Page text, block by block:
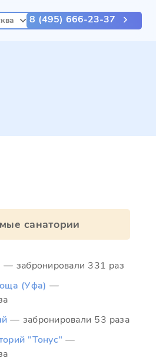
8 (495) 666-23-37
санатории
— забронировали 331 раз
(Уфа) —
— забронировали 53 раза
"Тонус" —